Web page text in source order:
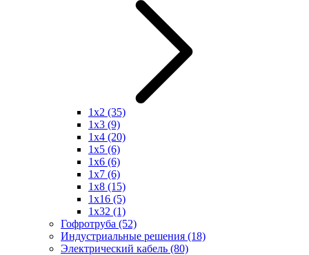
1x2 (35)
1x3 (9)
1x4 (20)
1x5 (6)
1x6 (6)
1x7 (6)
1x8 (15)
1x16 (5)
1x32 (1)
Гофротруба (52)
Индустриальные решения (18)
Электрический кабель (80)